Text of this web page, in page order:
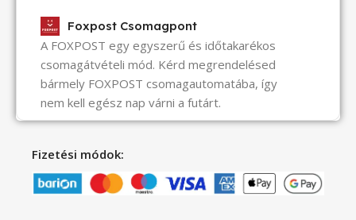
Foxpost Csomagpont
A FOXPOST egy egyszerű és időtakarékos
csomagátvételi mód. Kérd megrendelésed
bármely FOXPOST csomagautomatába, így
nem kell egész nap várni a futárt.
Fizetési módok: